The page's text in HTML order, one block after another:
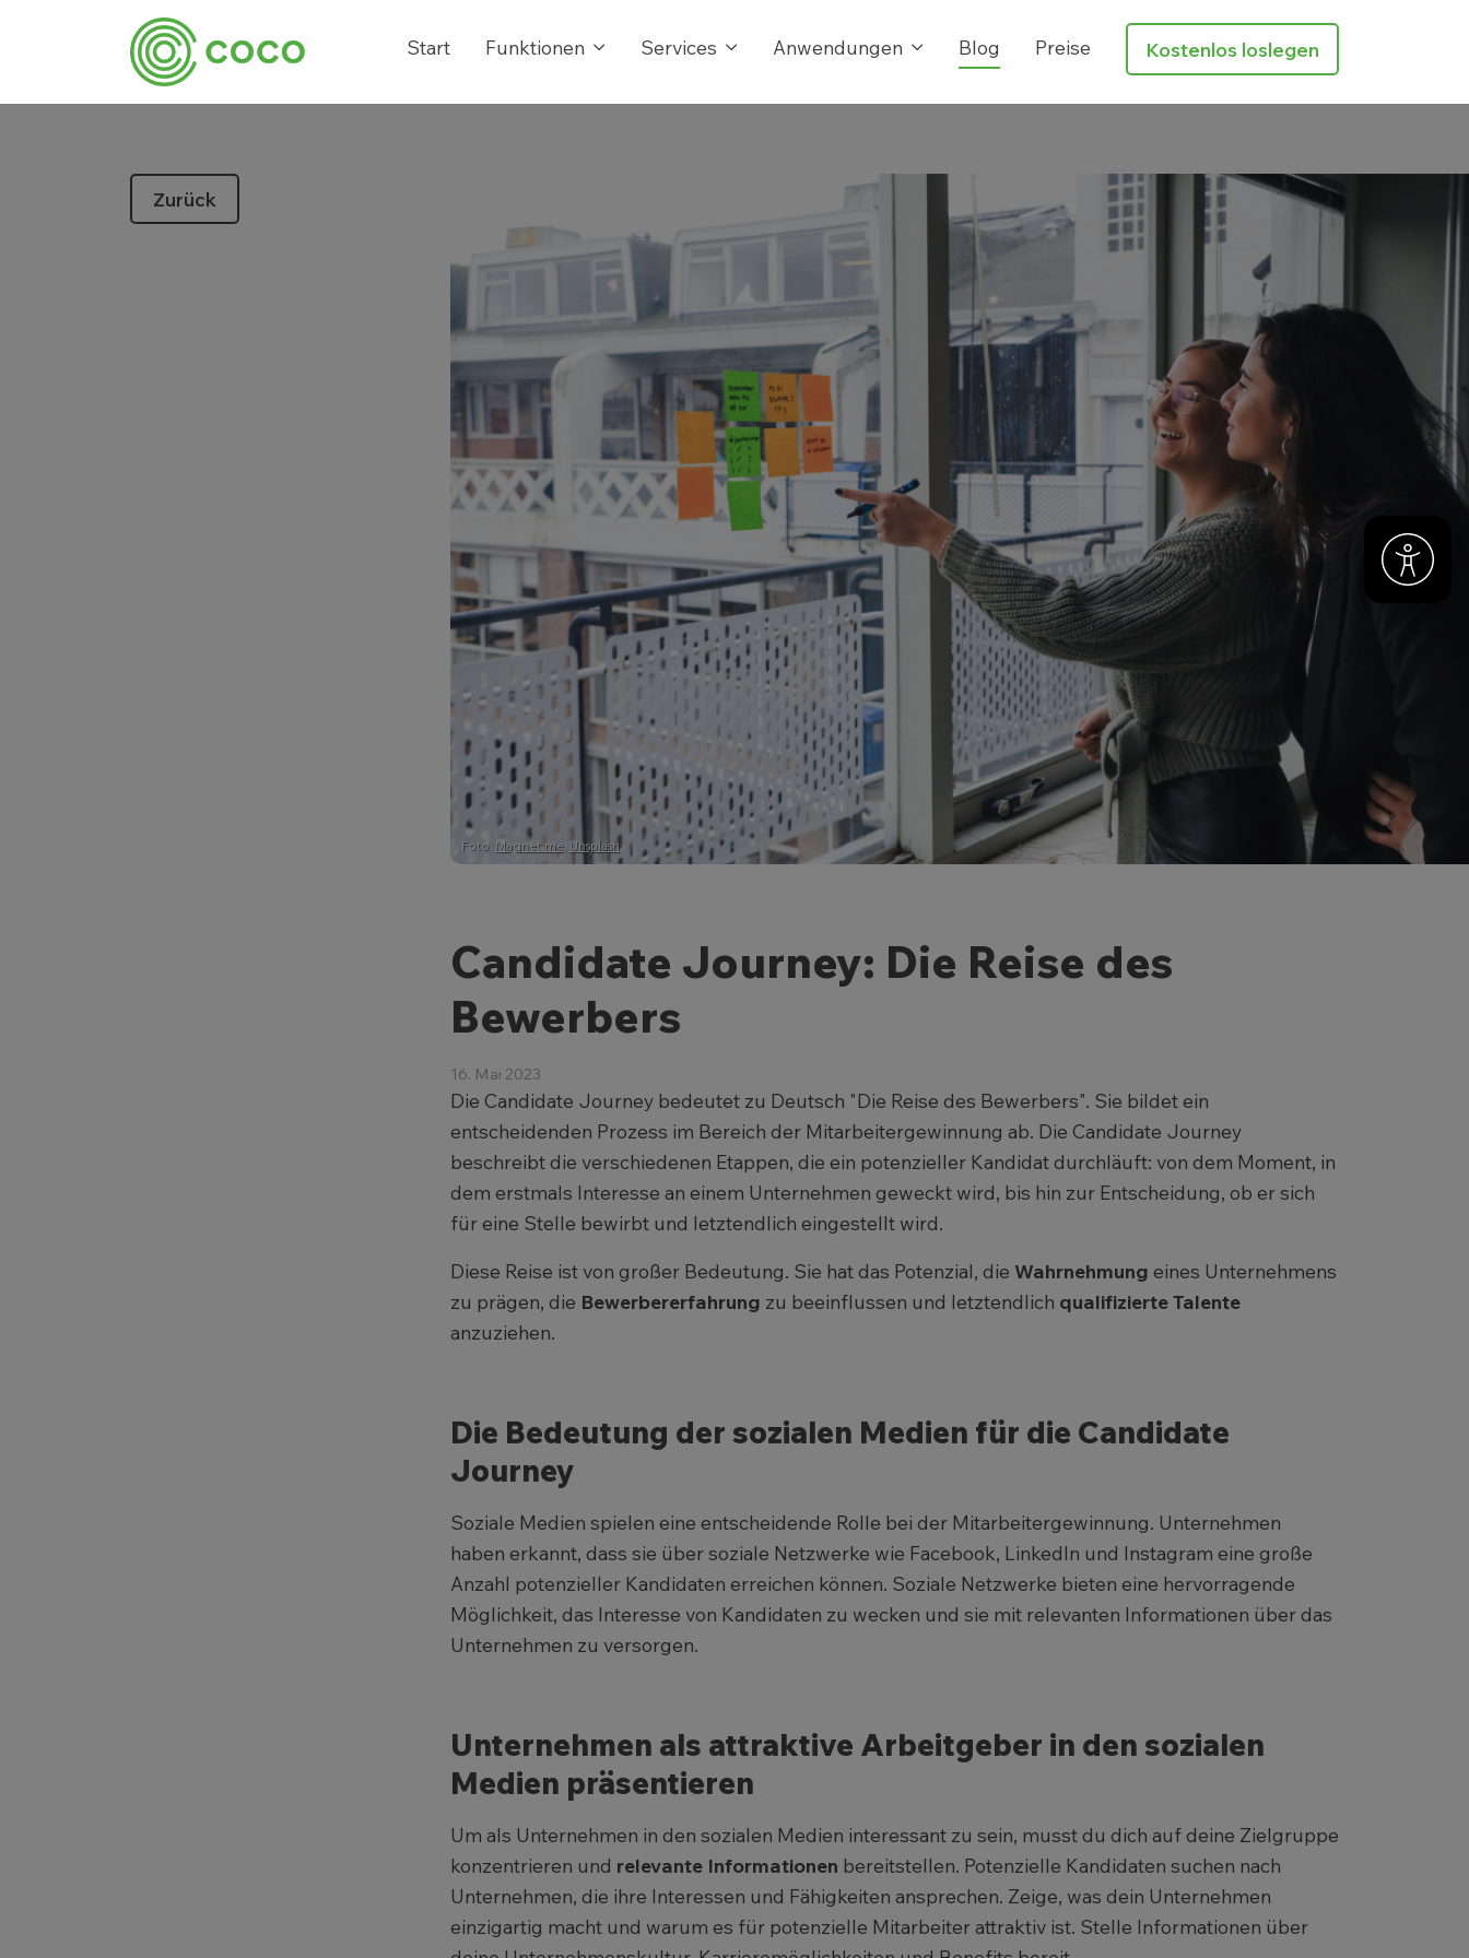
Start Funktionen Services Anwendungen Blog Preise Kostenlos loslegen
Zurück
Foto: Magnet.me, Unsplash
Candidate Journey: Die Reise des
Bewerbers
16. Mai 2023
Die Candidate Journey bedeutet zu Deutsch "Die Reise des Bewerbers". Sie bildet ein
entscheidenden Prozess im Bereich der Mitarbeitergewinnung ab. Die Candidate Journey
beschreibt die verschiedenen Etappen, die ein potenzieller Kandidat durchläuft: von dem Moment, in
dem erstmals Interesse an einem Unternehmen geweckt wird, bis hin zur Entscheidung, ob er sich
für eine Stelle bewirbt und letztendlich eingestellt wird.
Diese Reise ist von großer Bedeutung. Sie hat das Potenzial, die Wahrnehmung eines Unternehmens
zu prägen, die Bewerbererfahrung zu beeinflussen und letztendlich qualifizierte Talente
anzuziehen.
Die Bedeutung der sozialen Medien für die Candidate
Journey
Soziale Medien spielen eine entscheidende Rolle bei der Mitarbeitergewinnung. Unternehmen
haben erkannt, dass sie über soziale Netzwerke wie Facebook, LinkedIn und Instagram eine große
Anzahl potenzieller Kandidaten erreichen können. Soziale Netzwerke bieten eine hervorragende
Möglichkeit, das Interesse von Kandidaten zu wecken und sie mit relevanten Informationen über das
Unternehmen zu versorgen.
Unternehmen als attraktive Arbeitgeber in den sozialen
Medien präsentieren
Um als Unternehmen in den sozialen Medien interessant zu sein, musst du dich auf deine Zielgruppe
konzentrieren und relevante Informationen bereitstellen. Potenzielle Kandidaten suchen nach
Unternehmen, die ihre Interessen und Fähigkeiten ansprechen. Zeige, was dein Unternehmen
einzigartig macht und warum es für potenzielle Mitarbeiter attraktiv ist. Stelle Informationen über